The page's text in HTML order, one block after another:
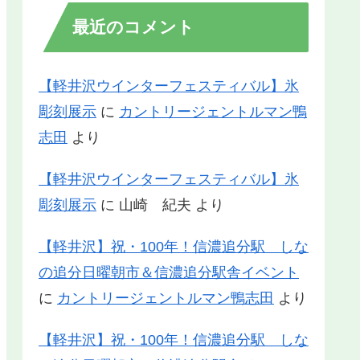
最近のコメント
【軽井沢ウインターフェスティバル】氷
彫刻展示 に カントリージェントルマン鴨
志田 より
【軽井沢ウインターフェスティバル】氷
彫刻展示 に 山崎 紀夫 より
【軽井沢】祝・100年！信濃追分駅 しな
の追分日曜朝市＆信濃追分駅舎イベント
に カントリージェントルマン鴨志田 より
【軽井沢】祝・100年！信濃追分駅 しな